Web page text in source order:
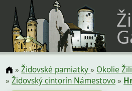
»Židovské pamiatky» Okolie
»Židovský cintorín Námestovo»